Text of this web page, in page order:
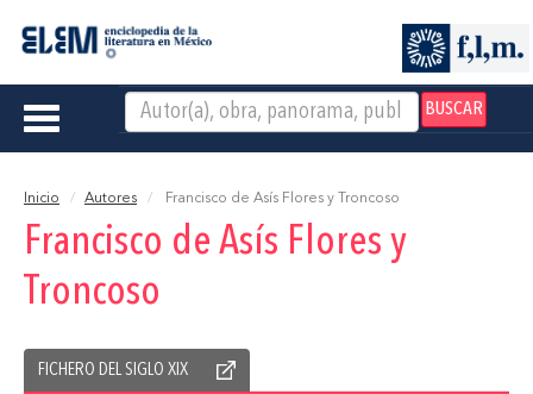
BUSCAR
Toggle
Inicio Autores Francisco de Asís Flores y Troncoso
Francisco de Asís Flores y
Troncoso
FICHERO DEL SIGLO XIX